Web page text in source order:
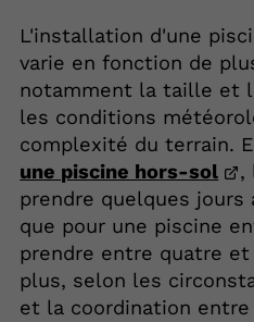
L'installation d'une
varie en fonction de
notamment la taille et
les conditions
complexité du terrain.
une piscine hors-sol
,
prendre quelques jours
que pour une piscine
prendre entre quatre
plus, selon les
et la coordination